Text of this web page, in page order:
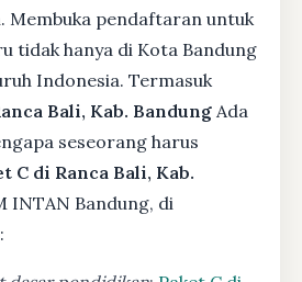
Membuka pendaftaran untuk
tidak hanya di Kota Bandung
Indonesia. Termasuk
Bali, Kab. Bandung Ada
seseorang harus
C di Ranca Bali, Kab.
INTAN Bandung, di